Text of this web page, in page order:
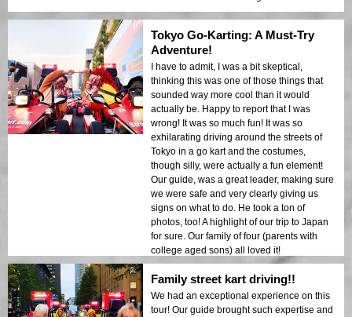
Tokyo Go-Karting: A Must-Try
Adventure!
I have to admit, I was a bit skeptical,
thinking this was one of those things that
sounded way more cool than it would
actually be. Happy to report that I was
wrong! It was so much fun! It was so
exhilarating driving around the streets of
Tokyo in a go kart and the costumes,
though silly, were actually a fun element!
Our guide, was a great leader, making sure
we were safe and very clearly giving us
signs on what to do. He took a ton of
photos, too! A highlight of our trip to Japan
for sure. Our family of four (parents with
college aged sons) all loved it!
Family street kart driving!!
We had an exceptional experience on this
tour! Our guide brought such expertise and